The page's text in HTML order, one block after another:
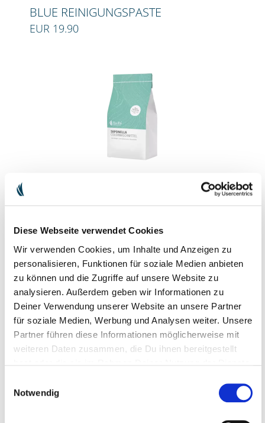
Diese Webseite verwendet Cookies
Wir verwenden Cookies, um Inhalte und Anzeigen zu
personalisieren, Funktionen für soziale Medien anbieten
zu können und die Zugriffe auf unsere Website zu
analysieren. Außerdem geben wir Informationen zu
Deiner Verwendung unserer Website an unsere Partner
für soziale Medien, Werbung und Analysen weiter. Unsere
Partner führen diese Informationen möglicherweise mit
weiteren Daten zusammen, die Du ihnen bereitgestellt
Notwendig
BLUE REINIGUNGSPASTE
EUR 19.90
EUR 27.90